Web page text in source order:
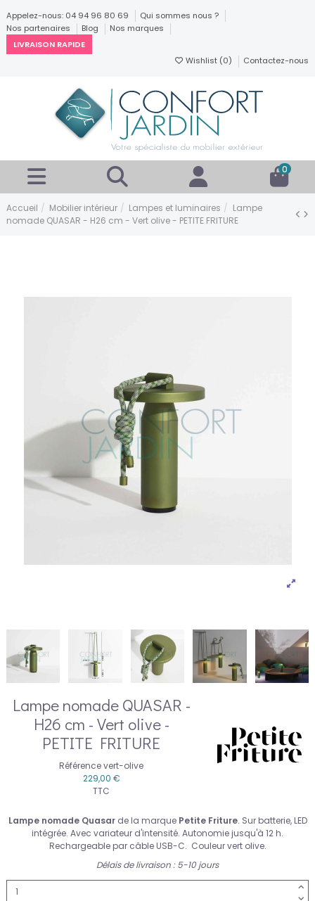
Appelez-nous: 04 94 96 80 69
Qui sommes nous ?
Nos partenaires
Blog
Nos marques
LIVRAISON RAPIDE
Wishlist (0) Contactez-nous
0
Accueil Mobilier intérieur Lampes et luminaires
Lampe
nomade QUASAR - H26 cm - Vert olive - PETITE FRITURE
Lampe nomade QUASAR -
H26 cm - Vert olive -
PETITE FRITURE
Référencevert-olive
229,00 €
TTC
Lampe nomade Quasar de la marque Petite Friture. Sur batterie, LED
intégrée. Avec variateur d'intensité. Autonomie jusqu'à 12 h.
Rechargeable par câble USB-C. Couleur vert olive.
Délais de livraison : 5-10 jours